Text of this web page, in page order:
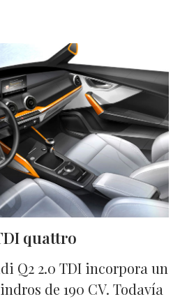
quattro
Q2 2.0 TDI incorpora un
de 190 CV. Todavía